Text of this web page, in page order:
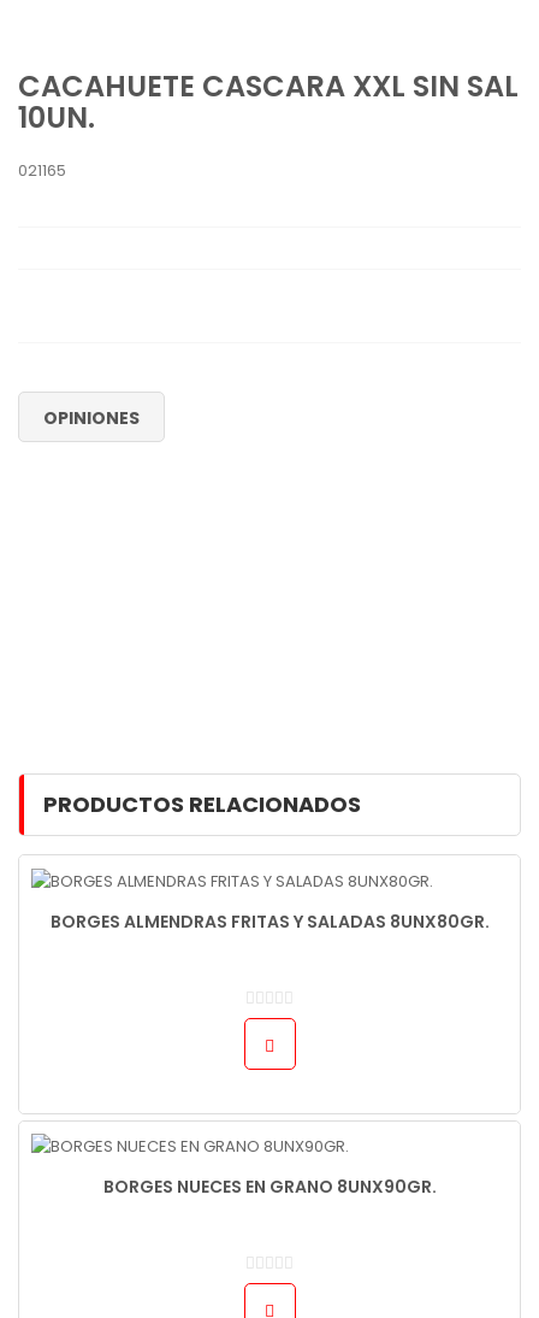
CACAHUETE CASCARA XXL SIN SAL
10UN.
021165
OPINIONES
PRODUCTOS RELACIONADOS
BORGES ALMENDRAS FRITAS Y SALADAS 8UNX80GR.
BORGES NUECES EN GRANO 8UNX90GR.